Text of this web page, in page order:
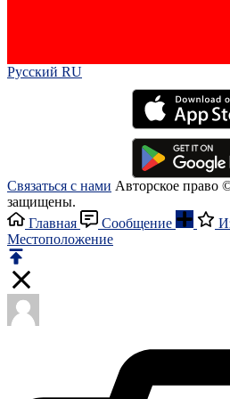
Русский RU‎
Связаться с нами Авторское право
защищены.
Главная
Сообщение
Местоположение